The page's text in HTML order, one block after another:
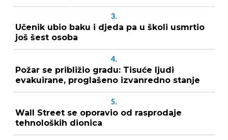
3.
Učenik ubio baku i djeda pa u školi usmrtio
još šest osoba
4.
Požar se približio gradu: Tisuće ljudi
evakuirane, proglašeno izvanredno stanje
5.
Wall Street se oporavio od rasprodaje
tehnoloških dionica